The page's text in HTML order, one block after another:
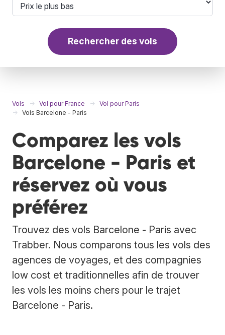
Rechercher des vols
Vols Vol pour France
Vol pour Paris
Vols Barcelone - Paris
Comparez les vols
Barcelone - Paris et
réservez où vous
préférez
Trouvez des vols Barcelone - Paris avec
Trabber. Nous comparons tous les vols des
agences de voyages, et des compagnies
low cost et traditionnelles afin de trouver
les vols les moins chers pour le trajet
Barcelone - Paris.